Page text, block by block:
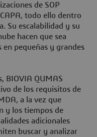
de SOP
todo ello dentro
Su escalabilidad y su
hacen que sea
pequeñas y grandes
BIOVIA QUMAS
de los requisitos de
a la vez que
y los tiempos de
adicionales
buscar y analizar